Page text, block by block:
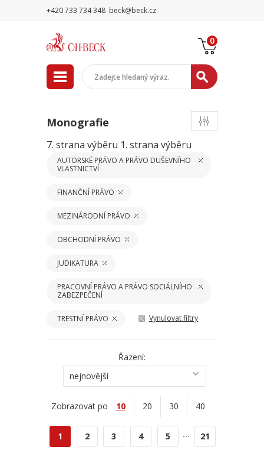
+420 733 734 348 beck@beck.cz
0
Monografie
7. strana výběru 1. strana výběru
AUTORSKÉ PRÁVO A PRÁVO DUŠEVNÍHO
VLASTNICTVÍ
FINANČNÍ PRÁVO
MEZINÁRODNÍ PRÁVO
OBCHODNÍ PRÁVO
JUDIKATURA
PRACOVNÍ PRÁVO A PRÁVO SOCIÁLNÍHO
ZABEZPEČENÍ
TRESTNÍ PRÁVO Vynulovat filtry
Řazení:
nejnovější
Zobrazovat po 10 20 30 40
1 2 3 4 5 ... 21